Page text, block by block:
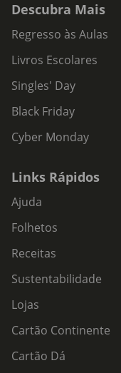
Descubra Mais
Regresso às Aulas
Livros Escolares
Singles' Day
Black Friday
Cyber Monday
Links Rápidos
Ajuda
Folhetos
Receitas
Sustentabilidade
Lojas
Cartão Continente
Cartão Dá